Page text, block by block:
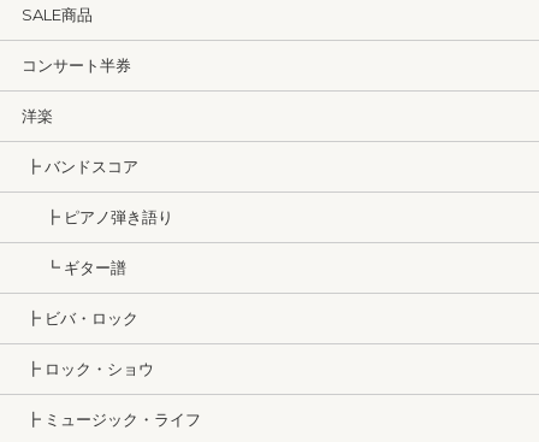
SALE商品
コンサート半券
洋楽
┣ バンドスコア
┣ ピアノ弾き語り
┗ ギター譜
┣ ビバ・ロック
┣ ロック・ショウ
┣ ミュージック・ライフ